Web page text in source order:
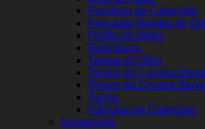
Parafuso de Cabeçote
Pescador Bomba de
Pistão do Motor
Retentores
Tampa do Óleo
Tensor da Correia
Tensor da Correia
Tucho
Válvulas de Cabeçote
Suspensão